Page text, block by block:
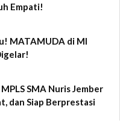
Empati!
MATAMUDA di MI
SMA Nuris Jember
dan Siap Berprestasi